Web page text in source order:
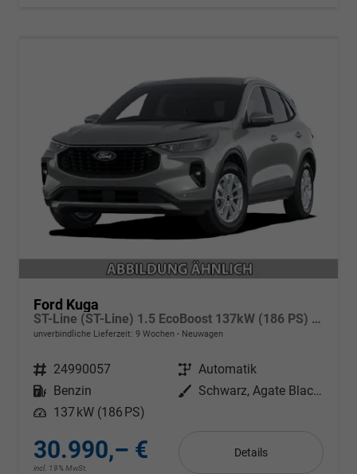
Ford Kuga
ST-Line (ST-Line) 1.5 EcoBoost 137kW (186 PS) AT8 FWD
unverbindliche Lieferzeit: 9 Wochen Neuwagen
Fahrzeugnr. 24990057 Getriebe Automatik
Kraftstoff
Benzin Außenfarbe
Schwarz, Agate Black Metallic
Leistung 137 kW (186 PS)
30.990,– €
incl. 19% MwSt.
Details